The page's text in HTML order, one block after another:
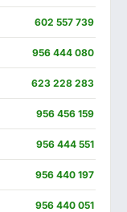
602 557 739
956 444 080
623 228 283
956 456 159
956 444 551
956 440 197
956 440 051